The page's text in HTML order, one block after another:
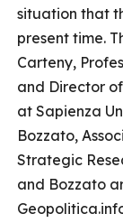
situation that
present time.
Carteny,
and Director
at Sapienza
Bozzato,
Strategic
and Bozzato